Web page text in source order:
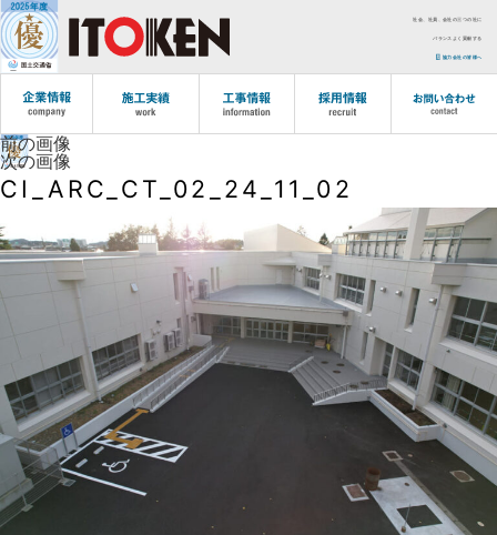
社会、社員、会社の三つの社に
バランスよく貢献する
協力会社の皆様へ
前の画像
次の画像
CI_ARC_CT_02_24_11_02